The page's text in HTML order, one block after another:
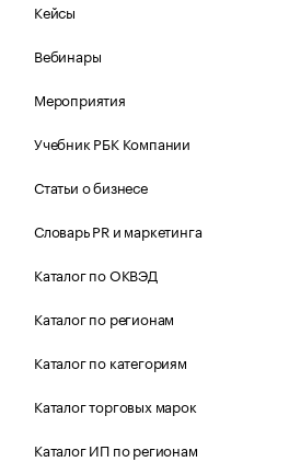
Кейсы
Вебинары
Мероприятия
Учебник РБК Компании
Статьи о бизнесе
Словарь PR и маркетинга
Каталог по ОКВЭД
Каталог по регионам
Каталог по категориям
Каталог торговых марок
Каталог ИП по регионам